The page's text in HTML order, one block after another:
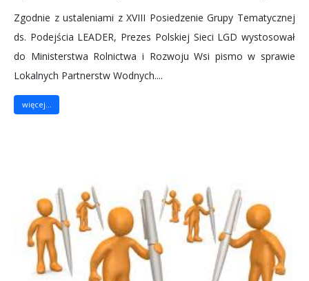
Zgodnie z ustaleniami z XVIII Posiedzenie Grupy Tematycznej
ds. Podejścia LEADER, Prezes Polskiej Sieci LGD wystosował
do Ministerstwa Rolnictwa i Rozwoju Wsi pismo w sprawie
Lokalnych Partnerstw Wodnych....
więcej...